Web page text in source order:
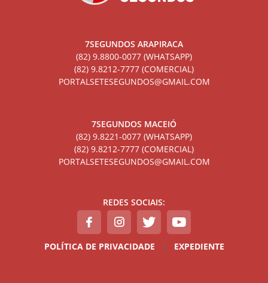
7SEGUNDOS ARAPIRACA
(82) 9.8800-0077 (WHATSAPP)
(82) 9.8212-7777 (COMERCIAL)
PORTALSETESEGUNDOS@GMAIL.COM
7SEGUNDOS MACEIÓ
(82) 9.8221-0077 (WHATSAPP)
(82) 9.8212-7777 (COMERCIAL)
PORTALSETESEGUNDOS@GMAIL.COM
REDES SOCIAIS:
POLÍTICA DE PRIVACIDADE | EXPEDIENTE